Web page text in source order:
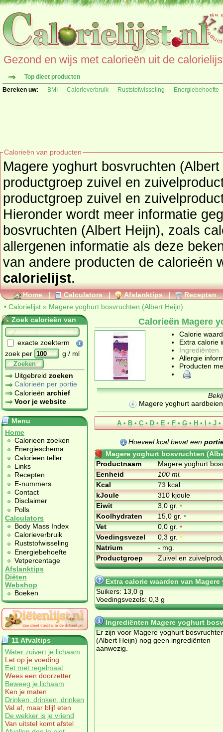
Gezond en wijs met calorieën uit de
Top dieet producten
Bereken uw:
BMI Calorieverbruik Ruststofwisseling Energiebehoefte
Calorieën van producten
Magere yoghurt bosvruchten
productgroep zuivel en
productgroep zuivel en
Hieronder wordt meer informatie
bosvruchten (Albert Heijn), zoals calorieën, ingrediënten en
allergenen informatie als deze bekend zijn bij
van andere producten de calorieën
calorielijst.
Home | Calculators | Afslanktips | Recepten
• Calorielijst » Magere yoghurt bosvruchten (Albert Heijn)
Zoek calorieën van
exacte zoekterm
zoek per
g / ml
Zoeken
Uitgebreid zoeken
Calorieën per portie
Calorieën archief
Voor je website
Menu
Home
Calorieen zoeken
Energieschema
Calorieen teller
Links
Recepten
E-nummers
Contact
Disclaimer
Polls
Calculators
Body Mass Index
Calorieverbruik
Ruststofwisseling
Energiebehoefte
Vetpercentage
Afslanktips
Diëten
Webshop
Boeken
11 Afvaltips
Water zuivert je lichaam
Let op je voeding
Eet met regelmaat
Wees een doorzetter
Beweeg je lichaam
Ken je maten
Drinken, drinken, drinken
Val af, maar blijf eten
De wekker is je vriend
Van uitstel komt afstel
Calorieën Magere
Calorie
Extra calorie
Ingrediënten
Allergie
Producten
Magere yoghurt
A • B • C • D • E • F • G • H • I • J •
Hoeveel kcal bevat een
Magere yoghurt bosvruchten
Productnaam
Magere yoghurt
Eenheid
100 ml.
Kcal
73kcal
kJoule
310 kjoule
Eiwit
3,0 gr.•
Koolhydraten
15,0 gr.•
Vet
0,0 gr.•
Voedingsvezel
0,3 gr.•
Natrium
- mg.
Productgroep
Zuivel en
Extra calorie waarden van
Suikers: 13,0 g
Voedingsvezels: 0,3 g
Ingrediënten Magere yoghurt
Er zijn voor Magere yoghurt
(Albert Heijn) nog geen ingrediënten
aanwezig.